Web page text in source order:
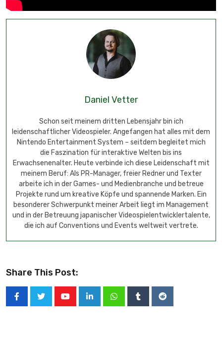
Daniel Vetter
Schon seit meinem dritten Lebensjahr bin ich
leidenschaftlicher Videospieler. Angefangen hat alles mit dem
Nintendo Entertainment System – seitdem begleitet mich
die Faszination für interaktive Welten bis ins
Erwachsenenalter. Heute verbinde ich diese Leidenschaft mit
meinem Beruf: Als PR-Manager, freier Redner und Texter
arbeite ich in der Games- und Medienbranche und betreue
Projekte rund um kreative Köpfe und spannende Marken. Ein
besonderer Schwerpunkt meiner Arbeit liegt im Management
und in der Betreuung japanischer Videospielentwicklertalente,
die ich auf Conventions und Events weltweit vertrete.
Share This Post: